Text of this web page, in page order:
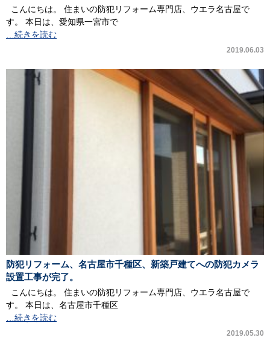
こんにちは。 住まいの防犯リフォーム専門店、ウエラ名古屋で
す。 本日は、愛知県一宮市で
…続きを読む
2019.06.03
防犯リフォーム、名古屋市千種区、新築戸建てへの防犯カメラ
設置工事が完了。
こんにちは。 住まいの防犯リフォーム専門店、ウエラ名古屋で
す。 本日は、名古屋市千種区
…続きを読む
2019.05.30